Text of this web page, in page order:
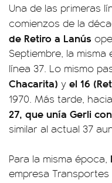
Una de las primeras
comienzos de la
de Retiro a Lanús
Septiembre, la
línea 37. Lo mismo
Chacarita) y el 16
1970. Más tarde,
27, que unía Gerli
similar al actual 37
Para la misma época,
empresa